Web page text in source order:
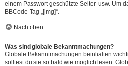
einem Passwort geschützte Seiten usw. Um
BBCode-Tag „[img]“.
Nach oben
Was sind globale Bekanntmachungen?
Globale Bekanntmachungen beinhalten
solltest du sie so bald wie möglich lesen.